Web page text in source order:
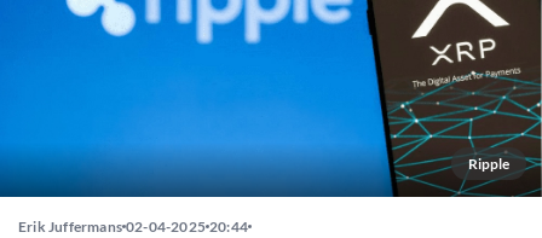
Ripple
Erik Juffermans 02-04-2025 20:44